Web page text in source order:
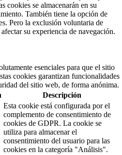
cookies se almacenarán en su
También tiene la opción de
Pero la exclusión voluntaria de
su experiencia de navegación.
esenciales para que el sitio
cookies garantizan funcionalidades
del sitio web, de forma anónima.
Descripción
Esta cookie está configurada por el
complemento de consentimiento de
cookies de GDPR. La cookie se
utiliza para almacenar el
consentimiento del usuario para las
cookies en la categoría "Análisis".